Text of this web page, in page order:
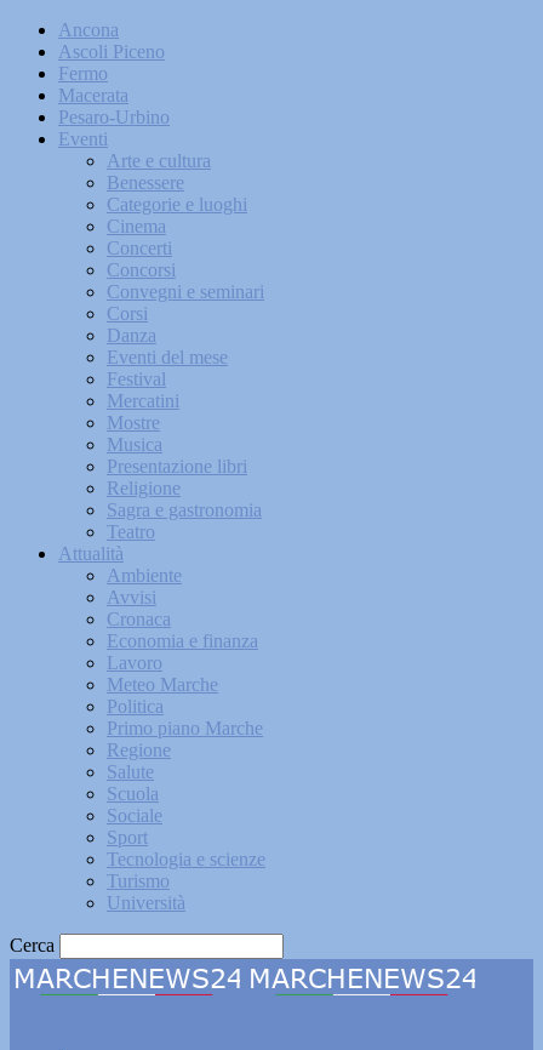
Ancona
Ascoli Piceno
Fermo
Macerata
Pesaro-Urbino
Eventi
Arte e cultura
Benessere
Categorie e luoghi
Cinema
Concerti
Concorsi
Convegni e seminari
Corsi
Danza
Eventi del mese
Festival
Mercatini
Mostre
Musica
Presentazione libri
Religione
Sagra e gastronomia
Teatro
Attualità
Ambiente
Avvisi
Cronaca
Economia e finanza
Lavoro
Meteo Marche
Politica
Primo piano Marche
Regione
Salute
Scuola
Sociale
Sport
Tecnologia e scienze
Turismo
Università
Cerca